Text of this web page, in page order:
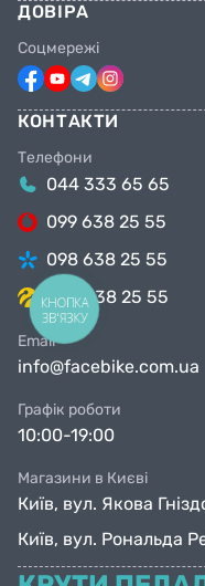
ДОВІРА
Соцмережі
КОНТАКТИ
Телефони
044 333 65 65
099 638 25 55
098 638 25 55
063 638 25 55
Email
info@facebike.com.ua
Графік роботи
10:00-19:00
Магазини в Києві
Київ, вул. Якова
Київ, вул. Рональда
КНОПКА
ЗВ'ЯЗКУ